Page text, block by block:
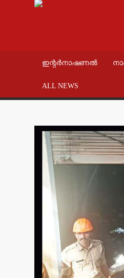
ഇന്റർനാഷണൽ
ALL NEWS